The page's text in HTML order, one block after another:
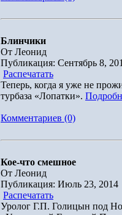
Блинчики
От Леонид
Публикация: Сентябрь 8,
Распечатать
Теперь, когда я уже не
турбаза «Лопатки».
Комментариев (0)
Кое-что смешное
От Леонид
Публикация: Июль 23, 2014
Распечатать
Уролог Г.П. Голицын под